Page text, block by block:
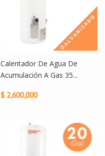
Calentador De Agua De
Acumulación A Gas 35...
$ 2,600,000